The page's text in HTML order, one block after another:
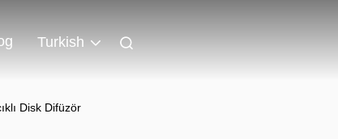
Turkish
Disk Difüzör